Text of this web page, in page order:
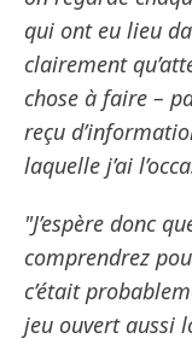
qui ont eu lieu
clairement
chose à faire –
reçu
laquelle j’ai
"J’espère donc
comprendrez
c’était
jeu ouvert aussi